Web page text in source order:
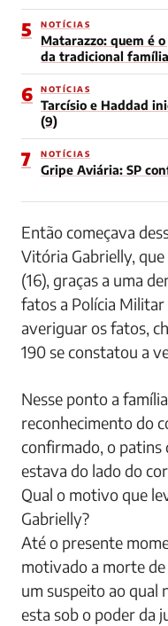
5 NOTÍCIAS
Matarazzo: quem é
da tradicional família
6 NOTÍCIAS
Tarcísio e Haddad
(9)
7 NOTÍCIAS
Gripe Aviária: SP
Então começava
Vitória Gabrielly,
(16), graças a uma
fatos a Polícia
averiguar os fatos,
190 se constatou a
Nesse ponto a
reconhecimento do
confirmado, o patins
estava do lado do
Qual o motivo que
Gabrielly?
Até o presente
motivado a morte de
um suspeito ao qual
esta sob o poder da